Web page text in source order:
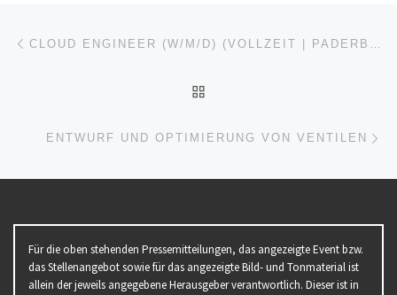
Beitragsnavigation
ENTWURF UND OPTIMIERUNG VON VENTILEN
Für die oben stehenden Pressemitteilungen, das angezeigte Event bzw.
das Stellenangebot sowie für das angezeigte Bild- und Tonmaterial ist
allein der jeweils angegebene Herausgeber verantwortlich. Dieser ist in